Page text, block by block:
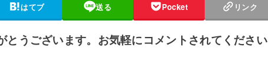
はてブ 送る Pocket リンク
とうございます。お気軽にコメントされてください